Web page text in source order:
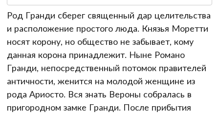
Род Гранди сберег священный дар целительства
и расположение простого люда. Князья Моретти
носят корону, но общество не забывает, кому
данная корона принадлежит. Ныне Романо
Гранди, непосредственный потомок правителей
античности, женится на молодой женщине из
рода Ариосто. Вся знать Вероны собралась в
пригородном замке Гранди. После прибытия